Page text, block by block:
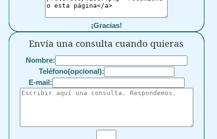
¡Gracias!
Envía una consulta cuando quieras
Nombre:
Teléfono(opcional):
E-mail: